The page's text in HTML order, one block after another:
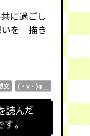
に過ごし
いを 描き
文 (・v・)φ＿
読んだ
。